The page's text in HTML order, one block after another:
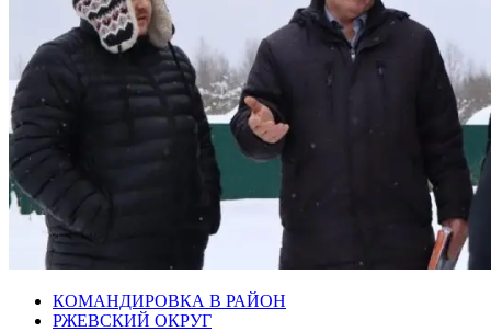
КОМАНДИРОВКА В РАЙОН
РЖЕВСКИЙ ОКРУГ